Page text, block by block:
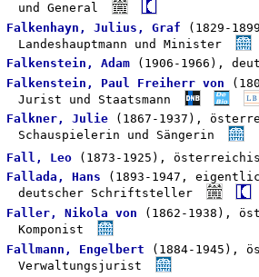
und General
Falkenhayn, Julius, Graf (1829-
Landeshauptmann und Minister
Falkenstein, Adam (1906-1966),
Falkenstein, Paul Freiherr von
Jurist und Staatsmann
Falkner, Julie (1867-1937),
Schauspielerin und Sängerin
Fall, Leo (1873-1925),
Fallada, Hans (1893-1947,
deutscher Schriftsteller
Faller, Nikola von (1862-1938),
Komponist
Fallmann, Engelbert (1884-1945),
Verwaltungsjurist